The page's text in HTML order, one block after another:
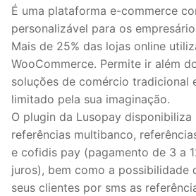
É uma plataforma e-commerce
personalizável para os
Mais de 25% das lojas online
WooCommerce. Permite ir além
soluções de comércio tradicional
limitado pela sua imaginação.
O plugin da Lusopay
referências multibanco,
e cofidis pay (pagamento de 3 a
juros), bem como a possibilidade
seus clientes por sms as